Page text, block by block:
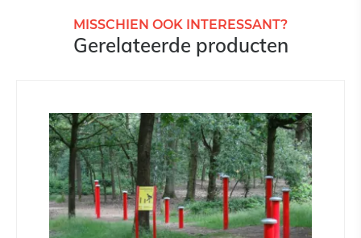
MISSCHIEN OOK INTERESSANT?
Gerelateerde producten